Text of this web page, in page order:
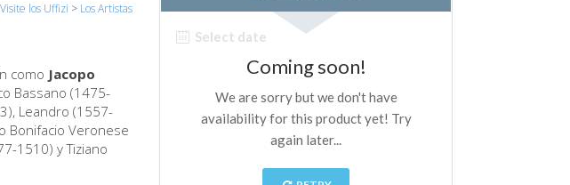
Visite los Uffizi > Los Artistas
como Jacopo
Bassano (1475-
Leandro (1557-
Bonifacio Veronese
1510) y Tiziano